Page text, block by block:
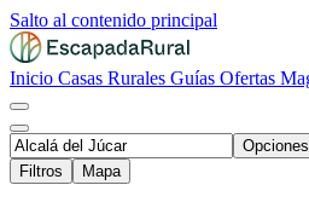
Salto al contenido principal
Inicio Casas Rurales Guías Ofertas
Filtros
Mapa